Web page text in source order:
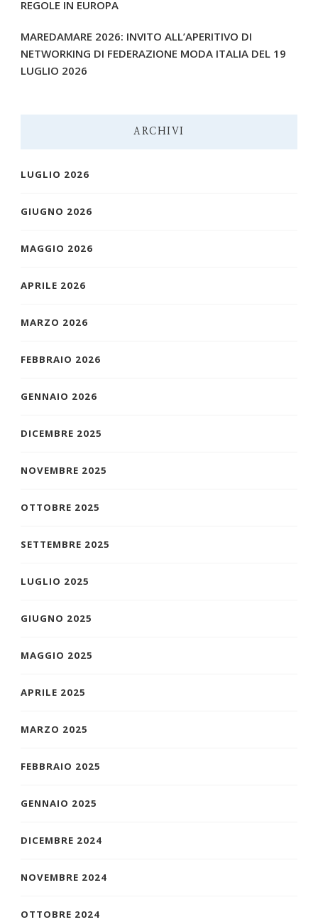
REGOLE IN EUROPA
MAREDAMARE 2026: INVITO ALL’APERITIVO DI
NETWORKING DI FEDERAZIONE MODA ITALIA DEL 19
LUGLIO 2026
ARCHIVI
LUGLIO 2026
GIUGNO 2026
MAGGIO 2026
APRILE 2026
MARZO 2026
FEBBRAIO 2026
GENNAIO 2026
DICEMBRE 2025
NOVEMBRE 2025
OTTOBRE 2025
SETTEMBRE 2025
LUGLIO 2025
GIUGNO 2025
MAGGIO 2025
APRILE 2025
MARZO 2025
FEBBRAIO 2025
GENNAIO 2025
DICEMBRE 2024
NOVEMBRE 2024
OTTOBRE 2024